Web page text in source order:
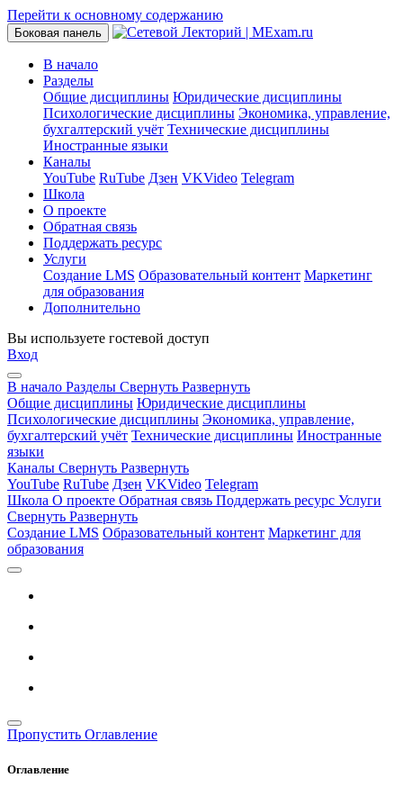
Перейти к основному содержанию
Боковая панель
В начало
Разделы
Общие дисциплины Юридические дисциплины
Психологические дисциплины Экономика, управление,
бухгалтерский учёт Технические дисциплины
Иностранные языки
Каналы
YouTube RuTube Дзен VKVideo Telegram
Школа
О проекте
Обратная связь
Поддержать ресурс
Услуги
Создание LMS Образовательный контент Маркетинг
для образования
Дополнительно
Вы используете гостевой доступ
Вход
В начало Разделы Свернуть Развернуть
Общие дисциплины Юридические дисциплины
Психологические дисциплины Экономика, управление,
бухгалтерский учёт Технические дисциплины Иностранные
языки
Каналы Свернуть Развернуть
YouTube RuTube Дзен VKVideo Telegram
Школа О проекте Обратная связь Поддержать ресурс Услуги
Свернуть Развернуть
Создание LMS Образовательный контент Маркетинг для
образования
Пропустить Оглавление
Оглавление